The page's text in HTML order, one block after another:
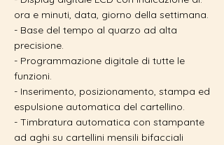
ora e minuti, data, giorno della settimana.
- Base del tempo al quarzo ad alta
precisione.
- Programmazione digitale di tutte le
funzioni.
- Inserimento, posizionamento, stampa ed
espulsione automatica del cartellino.
- Timbratura automatica con stampante
ad aghi su cartellini mensili bifacciali